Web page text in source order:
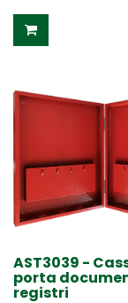
AST3039 -
porta
registri